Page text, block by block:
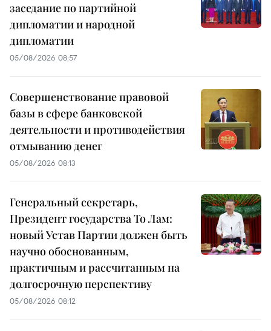
заседание по партийной
дипломатии и народной
дипломатии
05/08/2026 08:57
Совершенствование правовой
базы в сфере банковской
деятельности и противодействия
отмыванию денег
05/08/2026 08:13
Генеральный секретарь,
Президент государства То Лам:
новый Устав Партии должен быть
научно обоснованным,
практичным и рассчитанным на
долгосрочную перспективу
05/08/2026 08:12